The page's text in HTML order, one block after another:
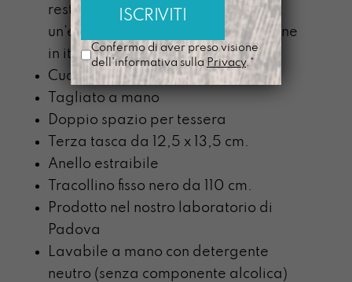
resto della terra” ci sarà anche
un’etichetta interna con la traduzione
in italiano della parola scelta
Cucito con un filo grigio matita
Tagliato a mano
Doppio spazio per tessera
Terza tasca da 12,5 x 13,5 cm.
Anello estraibile
Tracollino fisso nero da 110 cm.
Prodotto nel nostro laboratorio di
Padova
Lavabile a mano con detergente
neutro (senza componente alcolica)
Confermo di aver preso visione
dell'informativa sulla Privacy.*